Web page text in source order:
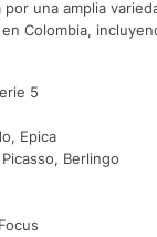
una amplia
Colombia,
5
Epica
Berlingo